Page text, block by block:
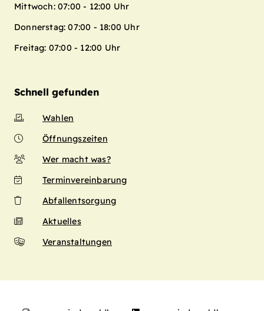
Mittwoch: 07:00 - 12:00 Uhr
Donnerstag: 07:00 - 18:00 Uhr
Freitag: 07:00 - 12:00 Uhr
Schnell gefunden
Wahlen
Öffnungszeiten
Wer macht was?
Terminvereinbarung
Abfallentsorgung
Aktuelles
Veranstaltungen